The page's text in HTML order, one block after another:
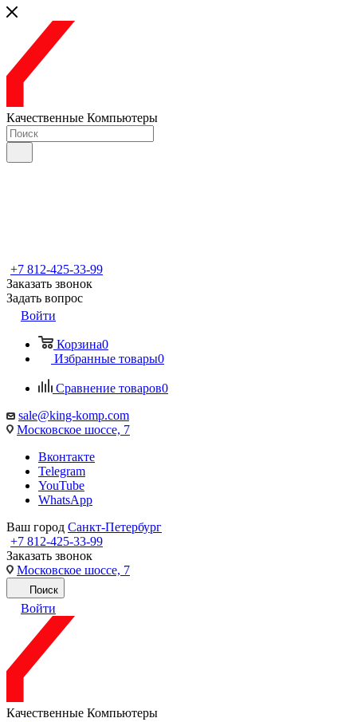
Качественные Компьютеры
+7 812-425-33-99
Заказать звонок
Задать вопрос
Войти
Корзина0
Избранные товары0
Сравнение товаров0
sale@king-komp.com
Московское шоссе, 7
Вконтакте
Telegram
YouTube
WhatsApp
Ваш город Санкт-Петербург
+7 812-425-33-99
Заказать звонок
Московское шоссе, 7
Поиск
Войти
Качественные Компьютеры